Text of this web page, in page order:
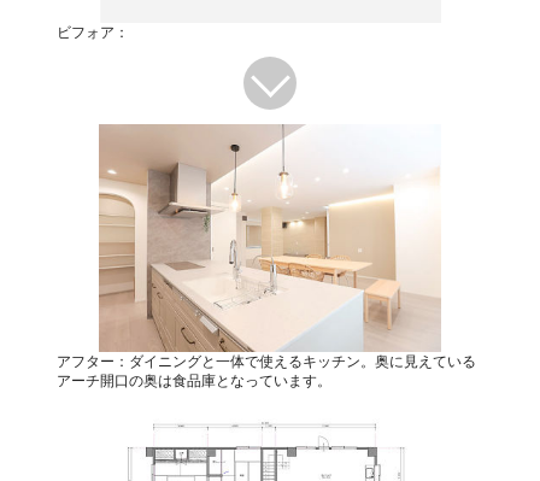
ビフォア：
アフター：ダイニングと一体で使えるキッチン。奥に見えている
アーチ開口の奥は食品庫となっています。